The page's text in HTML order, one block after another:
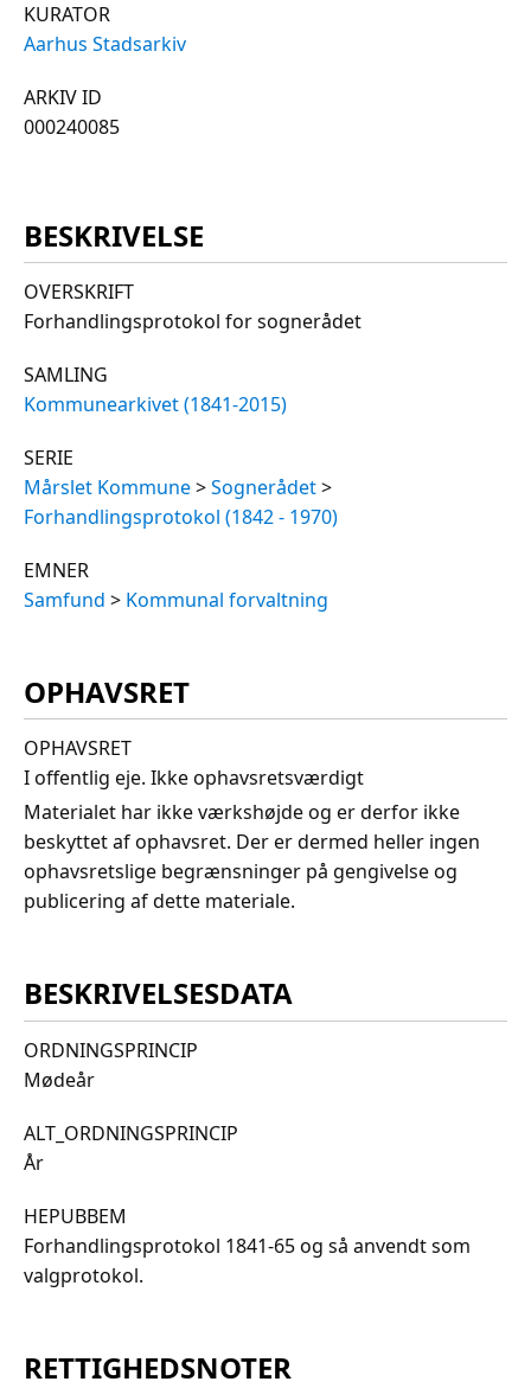
KURATOR
Aarhus Stadsarkiv
ARKIV ID
000240085
BESKRIVELSE
OVERSKRIFT
Forhandlingsprotokol for sognerådet
SAMLING
Kommunearkivet (1841-2015)
SERIE
Mårslet Kommune>Sognerådet>
Forhandlingsprotokol (1842 - 1970)
EMNER
Samfund > Kommunal forvaltning
OPHAVSRET
OPHAVSRET
I offentlig eje. Ikke ophavsretsværdigt
Materialet har ikke værkshøjde og er derfor ikke
beskyttet af ophavsret. Der er dermed heller ingen
ophavsretslige begrænsninger på gengivelse og
publicering af dette materiale.
BESKRIVELSESDATA
ORDNINGSPRINCIP
Mødeår
ALT_ORDNINGSPRINCIP
År
HEPUBBEM
Forhandlingsprotokol 1841-65 og så anvendt som
valgprotokol.
RETTIGHEDSNOTER